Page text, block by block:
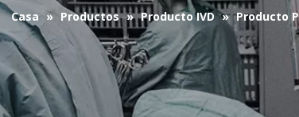
Casa » Productos » Producto IVD » Producto